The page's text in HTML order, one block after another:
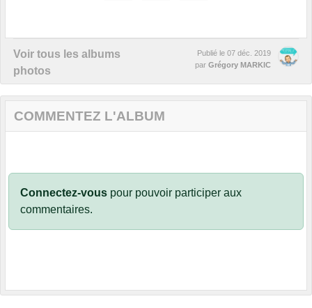
Voir tous les albums
photos
Publié le 07 déc. 2019
par Grégory MARKIC
COMMENTEZ L'ALBUM
Connectez-vous pour pouvoir participer aux
commentaires.